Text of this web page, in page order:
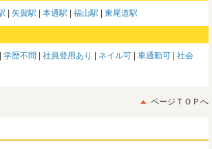
矢賀駅 本通駅 福山駅 東尾道駅
学歴不問 社員登用あり ネイル可 車通勤可
社会
ページＴＯＰへ